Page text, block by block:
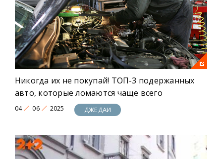
Больше драйва, больше эмоций, больше
уникальных новостей! Это ДЖЕДAИ!
Никогда их не покупай! ТОП-3 подержанных
авто, которые ломаются чаще всего
04 06 2025 ДЖЕДАИ